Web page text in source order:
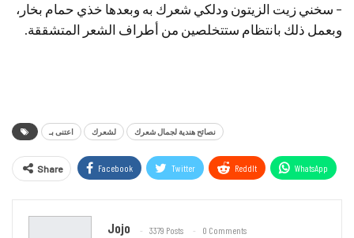
– سخني زيت الزيتون ودلكي شعرك به وبعدها خذي حمام بخار،
وبعمل ذلك بانتظام ستتخلصين من أطراف الشعر المتشققة.
اعتنى بـ لشعرك نصائح هندية لجمال شعرك
Share Facebook Twitter ReddIt WhatsApp
Jojo 3379 Posts 0 Comments